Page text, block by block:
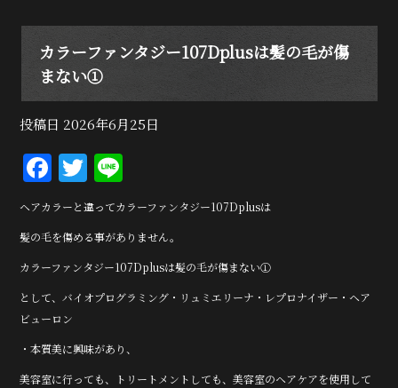
カラーファンタジー107Dplusは髪の毛が傷
まない①
投稿日 2026年6月25日
F
a
c
e
b
o
o
k
T
w
it
te
r
n
e
ヘアカラーと違ってカラーファンタジー107Dplusは
髪の毛を傷める事がありません。
カラーファンタジー107Dplusは髪の毛が傷まない①
として、バイオプログラミング・リュミエリーナ・レプロナイザー・ヘア
ビューロン
・本質美に興味があり、
美容室に行っても、トリートメントしても、美容室のヘアケアを使用して